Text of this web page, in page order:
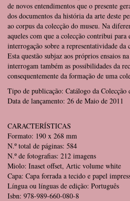
de novos entendimentos que o presente
dos documentos da história da arte deste
ao corpus da colecção do museu. Na
aqueles com que a colecção contribui para
interrogação sobre a representatividade da
Esta questão subjaz aos próprios ensaios
interrogam também as possibilidades da
consequentemente da formação de uma
Tipo de publicação: Catálogo da Colecção
Data de lançamento: 26 de Maio de 2011
CARACTERÍSTICAS
Formato: 190 x 268 mm
N.º total de páginas: 584
N.º de fotografias: 212 imagens
Miolo: Inaset offset, Artic volume white
Capa: Capa forrada a tecido e papel
Língua ou línguas de edição: Português
Isbn: 978-989-660-080-8